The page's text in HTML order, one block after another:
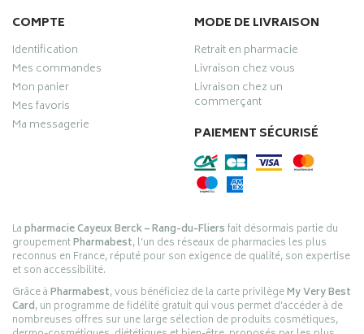
COMPTE
Identification
Mes commandes
Mon panier
Mes favoris
Ma messagerie
MODE DE LIVRAISON
Retrait en pharmacie
Livraison chez vous
Livraison chez un
commerçant
PAIEMENT SÉCURISÉ
Lapharmacie Cayeux Berck – Rang-du-Fliersfait désormais partie du
groupementPharmabest, l’un des réseaux de pharmacies les plus
reconnus en France, réputé pour son exigence de qualité, son expertise
et son accessibilité.
Grâce àPharmabest, vous bénéficiez de la carte privilègeMy Very Best
Card, un programme de fidélité gratuit qui vous permet d’accéder à de
nombreuses offres sur une large sélection de produits cosmétiques,